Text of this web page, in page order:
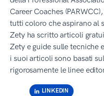
Career Coaches
tutti coloro che aspirano al
Zety ha scritto articoli
Zety e guide sulle tecniche
i suoi articoli sono basati
rigorosamente le linee
LINKEDIN